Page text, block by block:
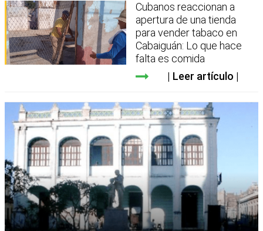
Cubanos reaccionan a
apertura de una tienda
para vender tabaco en
Cabaiguán: Lo que hace
falta es comida
Leer artículo